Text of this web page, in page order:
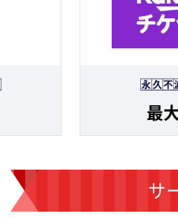
最
サ